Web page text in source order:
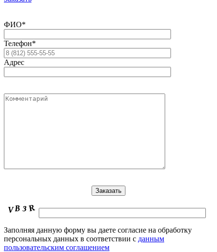
ФИО*
Телефон*
Адрес
Заполняя данную форму вы даете согласие на обработку
персональных данных в соответствии с данным
пользовательским соглашением